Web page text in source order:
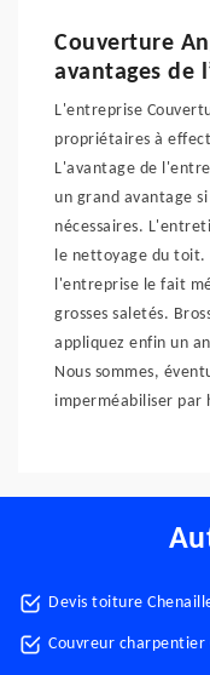
Couverture
avantages de
L'entreprise
propriétaires à
L'avantage de
un grand avantage
nécessaires.
le nettoyage du
l'entreprise le fait
grosses saletés.
appliquez enfin un
Nous sommes,
imperméabiliser par
Devis toiture
Couvreur charpentier